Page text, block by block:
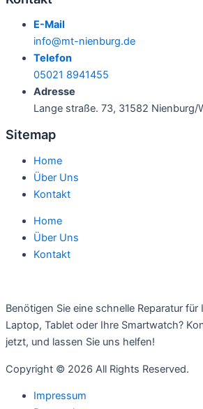
E-Mail
info@mt-nienburg.de
Telefon
05021 8941455
Adresse
Lange straße. 73, 31582 Nienburg/
Sitemap
Home
Über Uns
Kontakt
Home
Über Uns
Kontakt
Benötigen Sie eine schnelle Reparatur
Laptop, Tablet oder Ihre Smartwatch?
jetzt, und lassen Sie uns helfen!
Copyright © 2026 All Rights Reserved.
Impressum